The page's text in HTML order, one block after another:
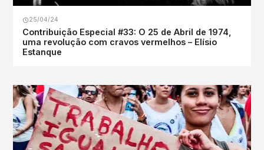
25/04/24
Contribuição Especial #33: O 25 de Abril de 1974,
uma revolução com cravos vermelhos – Elísio
Estanque